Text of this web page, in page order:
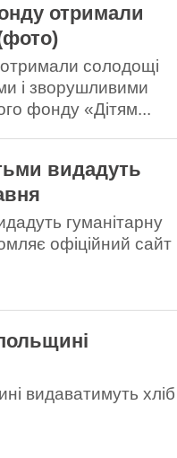
отримали
отримали солодощі
і зворушливими
фонду «Дітям...
видадуть
гуманітарну
офіційний сайт
видаватимуть хліб